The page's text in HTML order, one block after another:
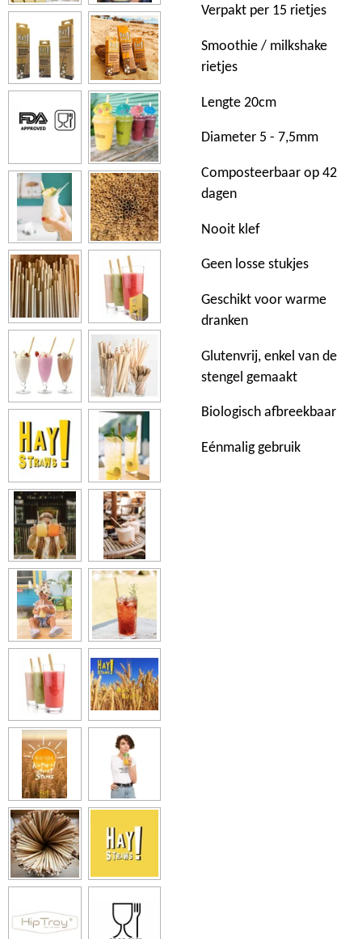
Verpakt per 15 rietjes
Smoothie / milkshake
rietjes
Lengte 20cm
Diameter 5 - 7,5mm
Composteerbaar op 42
dagen
Nooit klef
Geen losse stukjes
Geschikt voor warme
dranken
Glutenvrij, enkel van de
stengel gemaakt
Biologisch afbreekbaar
Eénmalig gebruik